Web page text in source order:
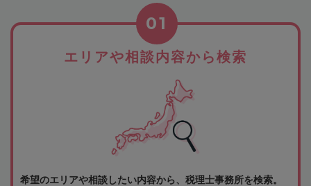
エリアや相談内容から検索
01
希望のエリアや相談したい内容から、税理士事務所を検索。